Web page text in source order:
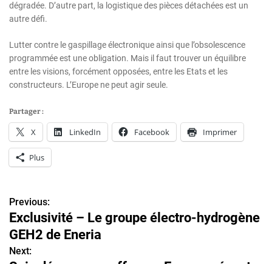
dégradée. D’autre part, la logistique des pièces détachées est un
autre défi.
Lutter contre le gaspillage électronique ainsi que l’obsolescence
programmée est une obligation. Mais il faut trouver un équilibre
entre les visions, forcément opposées, entre les Etats et les
constructeurs. L’Europe ne peut agir seule.
Partager :
X LinkedIn Facebook Imprimer
Plus
N
a
v
Previous:
Exclusivité – Le groupe électro-hydrogène
GEH2 de Eneria
Next: